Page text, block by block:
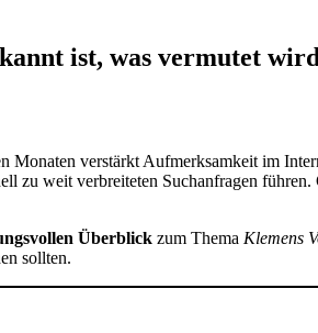
ist, was vermutet
Monaten verstärkt Aufmerksamkeit im
zu weit verbreiteten Suchanfragen
Überblick zum Thema Klemens
sollten.